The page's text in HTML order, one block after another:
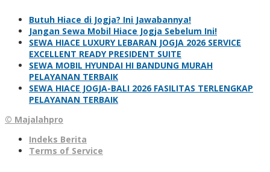
Butuh Hiace di Jogja? Ini Jawabannya!
Jangan Sewa Mobil Hiace Jogja Sebelum Ini!
SEWA HIACE LUXURY LEBARAN JOGJA 2026 SERVICE
EXCELLENT READY PRESIDENT SUITE
SEWA MOBIL HYUNDAI HI BANDUNG MURAH
PELAYANAN TERBAIK
SEWA HIACE JOGJA-BALI 2026 FASILITAS TERLENGKAP
PELAYANAN TERBAIK
© Majalahpro
Indeks Berita
Terms of Service